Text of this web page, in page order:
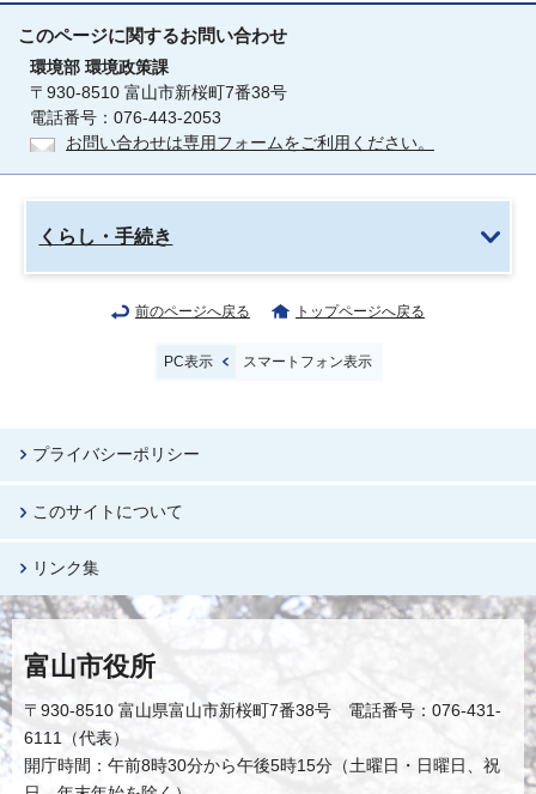
このページに関するお問い合わせ
環境部 環境政策課
〒930-8510 富山市新桜町7番38号
電話番号：076-443-2053
お問い合わせは専用フォームをご利用ください。
くらし・手続き
前のページへ戻る トップページへ戻る
PC表示 スマートフォン表示
プライバシーポリシー
このサイトについて
リンク集
富山市役所
〒930-8510 富山県富山市新桜町7番38号 電話番号：076-431-
6111（代表）
開庁時間：午前8時30分から午後5時15分（土曜日・日曜日、祝